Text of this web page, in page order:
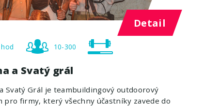
Detail
10-300
a Svatý grál
Svatý Grál je teambuildingový outdoorový
pro firmy, který všechny účastníky zavede do